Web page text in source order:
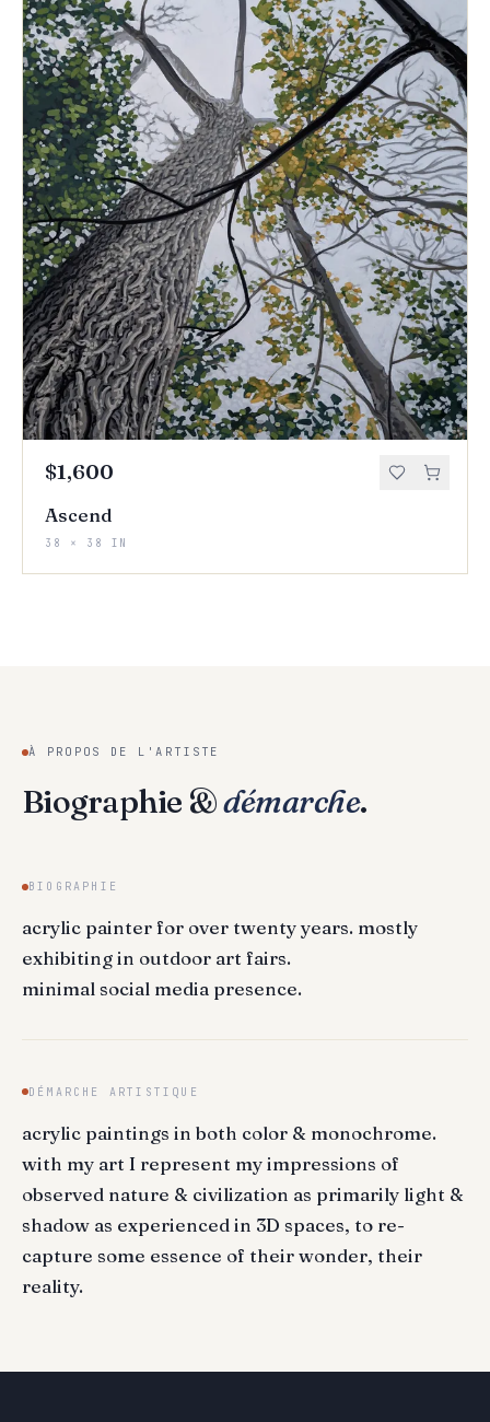
$1,600
Ascend
38 × 38 IN
À PROPOS DE L'ARTISTE
Biographie &démarche.
BIOGRAPHIE
acrylic painter for over twenty years. mostly
exhibiting in outdoor art fairs.
minimal social media presence.
DÉMARCHE ARTISTIQUE
acrylic paintings in both color & monochrome.
with my art I represent my impressions of
observed nature & civilization as primarily light &
shadow as experienced in 3D spaces, to re-
capture some essence of their wonder, their
reality.